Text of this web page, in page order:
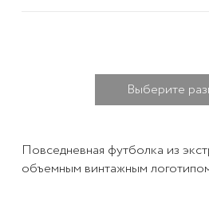
Выберите
Повседневная футболка из
объемным винтажным